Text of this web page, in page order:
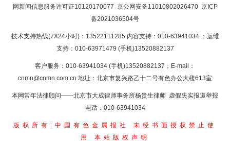
网新闻信息服务许可证10120170077 京公网安备11010802026470 京ICP
备2021036504号
技术支持热线(7X24小时)：13522111285 内容支持：010-63941034 ；运维
支持：010-63971479 (手机)13520882137
客户服务：010-63941034 (手机)13520882137；E-mail：
cnmn@cnmn.com.cn 地址：北京市复兴路乙十二号有色办公大楼613室
本网常年法律顾问——北京市大成律师事务所杨贵生律师 虚假失实报道举报
电话：010-63941034
版权所有:中国有色金属报社
未经书面授权禁止使
用 本站版权声明